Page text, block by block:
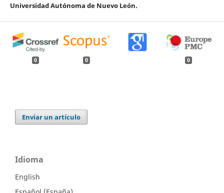
Universidad Autónoma de Nuevo León.
0 0 0
Enviar un artículo
Idioma
English